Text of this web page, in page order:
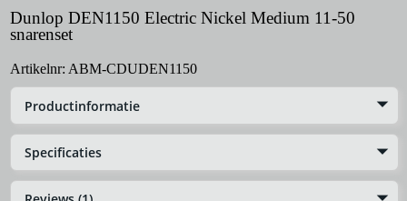
Dunlop DEN1150 Electric Nickel Medium 11-50
snarenset
Artikelnr: ABM-CDUDEN1150
Productinformatie
Specificaties